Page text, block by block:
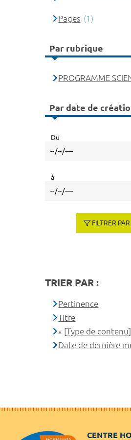
Pages (1)
Par rubrique
PROGRAMME
Par date de
Du
à
FILTRER
TRIER PAR :
Pertinence
Titre
[Type de contenu]
Date de dernière
CENTRE